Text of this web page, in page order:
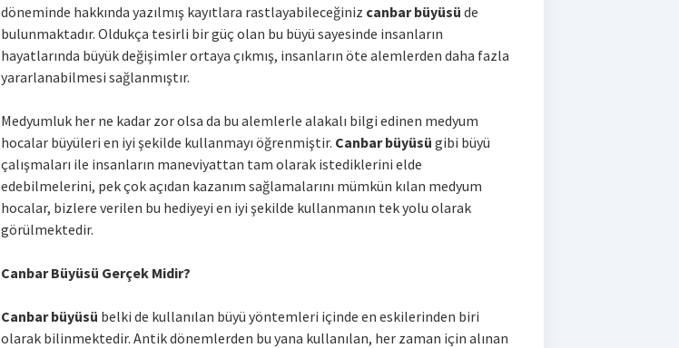
döneminde hakkında yazılmış kayıtlara rastlayabileceğiniz canbar büyüsü de
bulunmaktadır. Oldukça tesirli bir güç olan bu büyü sayesinde insanların
hayatlarında büyük değişimler ortaya çıkmış, insanların öte alemlerden daha fazla
yararlanabilmesi sağlanmıştır.
Medyumluk her ne kadar zor olsa da bu alemlerle alakalı bilgi edinen medyum
hocalar büyüleri en iyi şekilde kullanmayı öğrenmiştir. Canbar büyüsü gibi büyü
çalışmaları ile insanların maneviyattan tam olarak istediklerini elde
edebilmelerini, pek çok açıdan kazanım sağlamalarını mümkün kılan medyum
hocalar, bizlere verilen bu hediyeyi en iyi şekilde kullanmanın tek yolu olarak
görülmektedir.
Canbar Büyüsü Gerçek Midir?
Canbar büyüsü belki de kullanılan büyü yöntemleri içinde en eskilerinden biri
olarak bilinmektedir. Antik dönemlerden bu yana kullanılan, her zaman için alınan